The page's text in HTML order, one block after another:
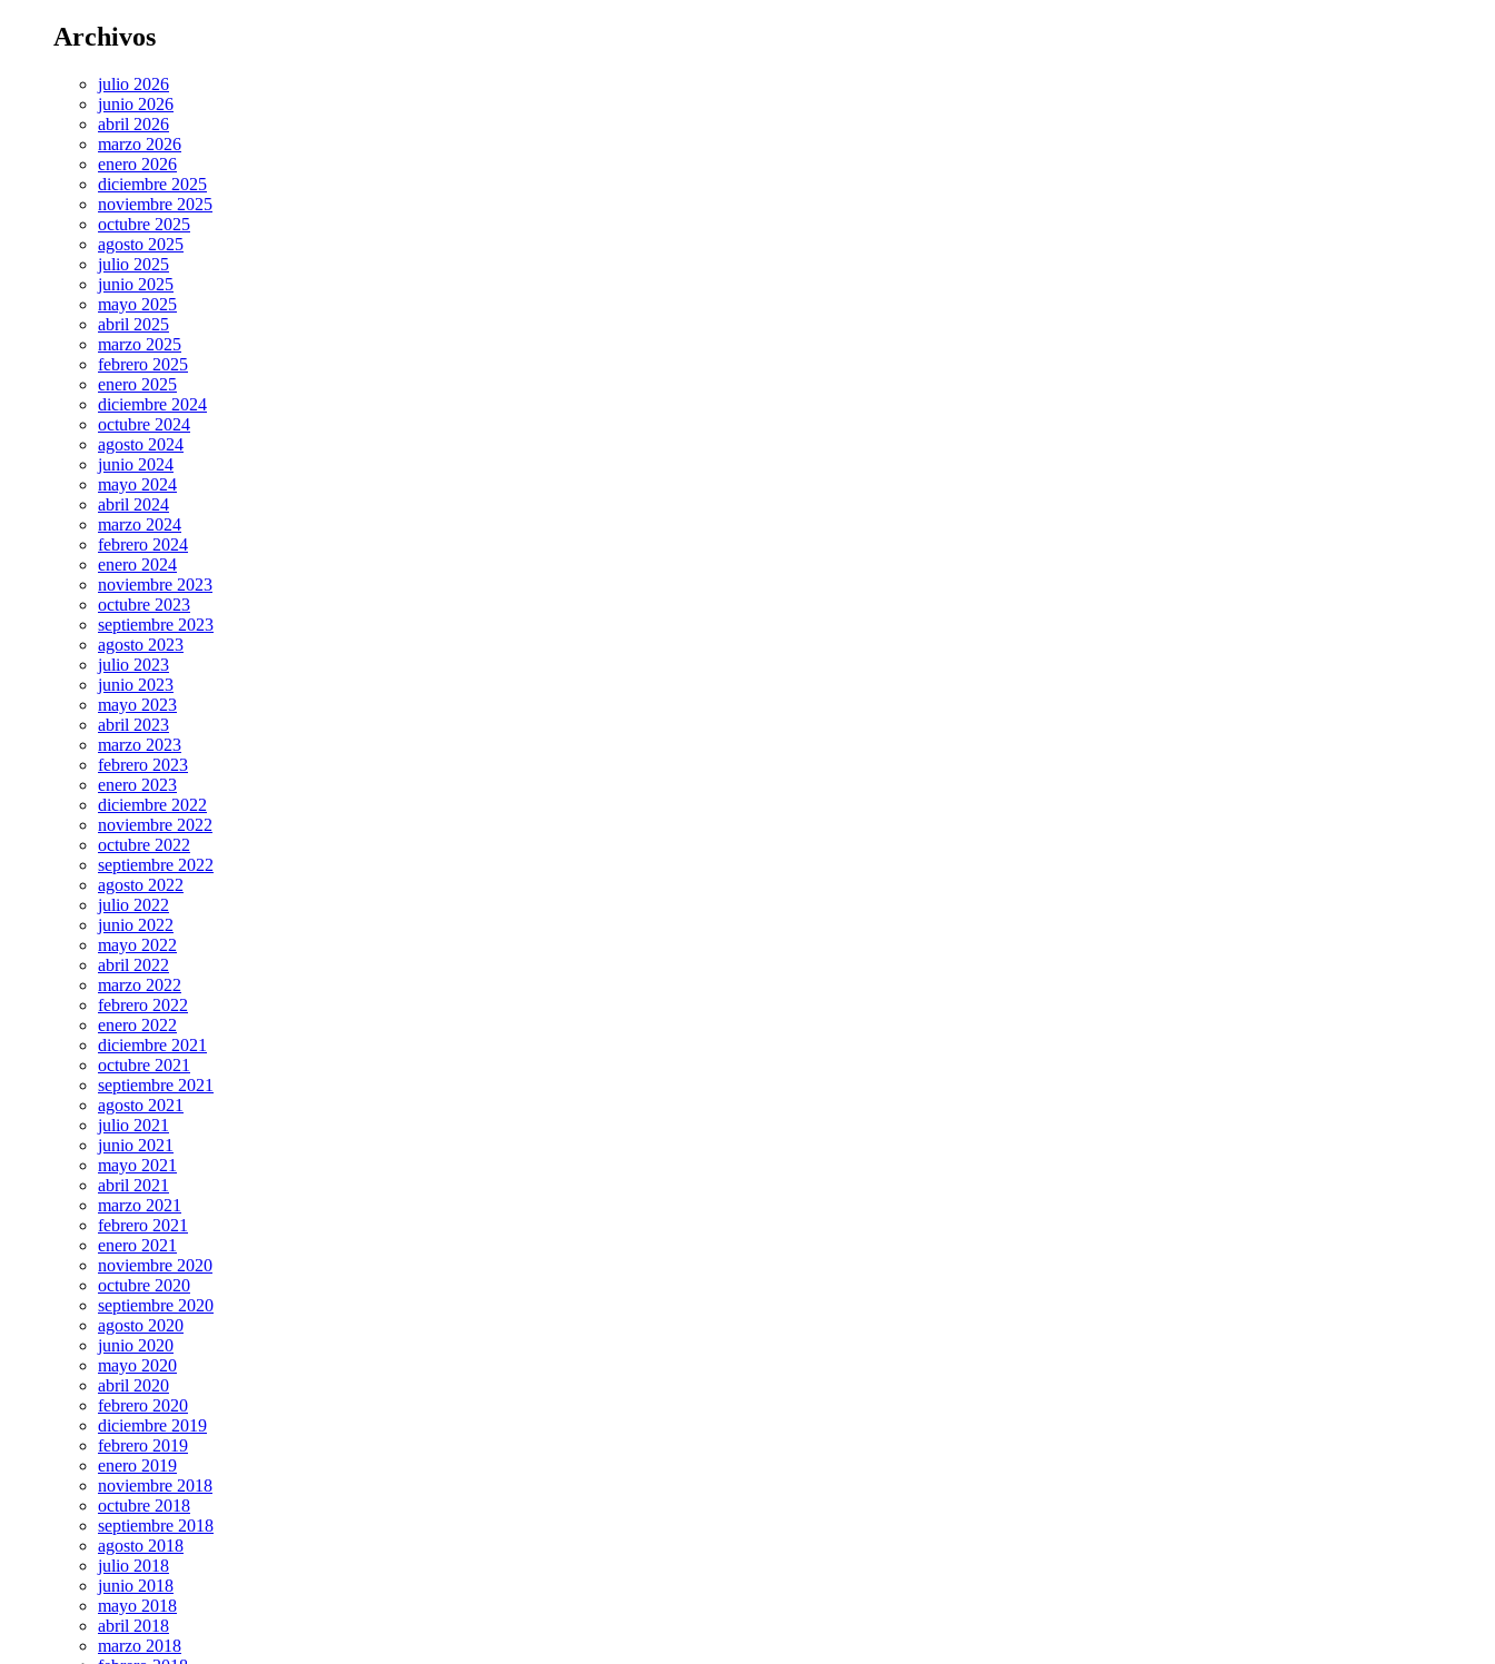
Archivos
julio 2026
junio 2026
abril 2026
marzo 2026
enero 2026
diciembre 2025
noviembre 2025
octubre 2025
agosto 2025
julio 2025
junio 2025
mayo 2025
abril 2025
marzo 2025
febrero 2025
enero 2025
diciembre 2024
octubre 2024
agosto 2024
junio 2024
mayo 2024
abril 2024
marzo 2024
febrero 2024
enero 2024
noviembre 2023
octubre 2023
septiembre 2023
agosto 2023
julio 2023
junio 2023
mayo 2023
abril 2023
marzo 2023
febrero 2023
enero 2023
diciembre 2022
noviembre 2022
octubre 2022
septiembre 2022
agosto 2022
julio 2022
junio 2022
mayo 2022
abril 2022
marzo 2022
febrero 2022
enero 2022
diciembre 2021
octubre 2021
septiembre 2021
agosto 2021
julio 2021
junio 2021
mayo 2021
abril 2021
marzo 2021
febrero 2021
enero 2021
noviembre 2020
octubre 2020
septiembre 2020
agosto 2020
junio 2020
mayo 2020
abril 2020
febrero 2020
diciembre 2019
febrero 2019
enero 2019
noviembre 2018
octubre 2018
septiembre 2018
agosto 2018
julio 2018
junio 2018
mayo 2018
abril 2018
marzo 2018